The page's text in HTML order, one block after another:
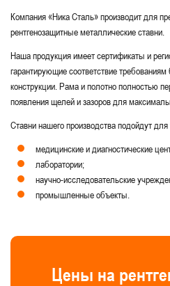
Компания «Ника Сталь» производит для
рентгенозащитные металлические ставни.
Наша продукция имеет сертификаты и
гарантирующие соответствие
конструкции. Рама и полотно полностью
появления щелей и зазоров для
Ставни нашего производства подойдут
медицинские и диагностические
лаборатории;
научно-исследовательские
промышленные объекты.
Цены на